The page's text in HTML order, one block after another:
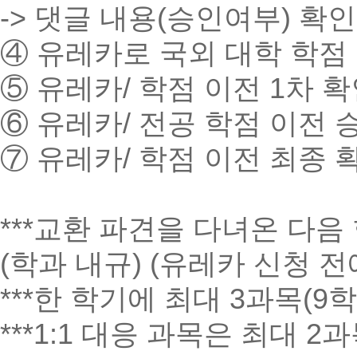
-> 댓글 내용(승인여부) 확
④ 유레카로 국외 대학 학점
⑤ 유레카/ 학점 이전 1차 확
⑥ 유레카/ 전공 학점 이전
⑦ 유레카/ 학점 이전 최종
***교환 파견을 다녀온 다
(학과 내규) (유레카 신청
***한 학기에 최대 3과목(9
***1:1 대응 과목은 최대 2